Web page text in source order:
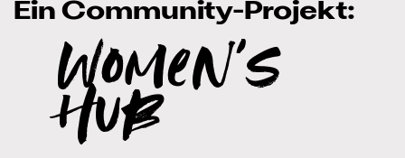
Ein Community-Projekt:
Women's
Hub